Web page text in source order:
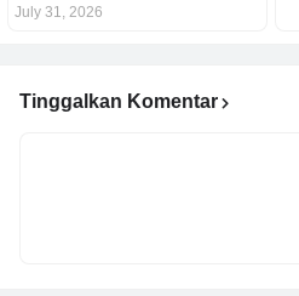
July 31, 2026
Tinggalkan Komentar